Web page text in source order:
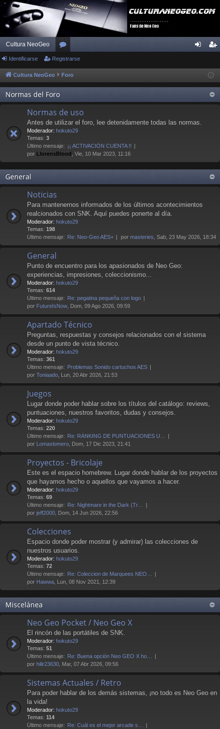
Cultura NeoGeo
or
os
fic
ar
ist
ra
rs
Identificarse Registrarse
Cultura NeoGeo Foro
Normas del Foro
Normas de uso
Antes de utilizar el foro, lee detenidamente todas las normas.
Moderador: hokuto29
Temas: 3
Último mensaje: ¡¡ ACTIVACIÓN CUENTA !!
por LlorensBlood , Vie, 10 Mar 2023, 11:16
General
Noticias
Para mantenernos informados de los últimos acontecimientos
realcionados con SNK. Aquí puedes ponerte al día.
Moderador: hokuto29
Temas: 198
Último mensaje: Re: Neo-Geo AES+ por masteries , Sab, 23 May 2026, 18:34
General
Punto de encuentro para los apasionados de Neo Geo:
experiencias, impresiones, coleccionismo...
Moderador: hokuto29
Temas: 614
Último mensaje: Re: pegatina pequeña con logo
por FutureIsNow , Dom, 09 Ago 2026, 09:59
Apartado Técnico
Preguntas, respuestas y consejos relacionados con el sistema
desde un punto de vista técnico.
Moderador: hokuto29
Temas: 361
Último mensaje: Problemas Sonido cartuchos AES
por Toniaado , Lun, 20 Abr 2026, 21:53
Juegos
Lugar donde poder hablar sobre los títulos del catálogo: reviews,
puntuaciones, nuestros favoritos, dudas y consejos.
Moderador: hokuto29
Temas: 220
Último mensaje: Re: RÁNKING DE PUNTUACIONES U…
por Lomaslomero , Dom, 17 Dic 2023, 21:41
Proyectos - Bricolaje
Este es el espacio homebrew. Lugar donde hablar de los proyectos
que hayamos hecho o aquellos que vayamos a hacer.
Moderador: hokuto29
Temas: 69
Último mensaje: Re: Nightmare in the Dark (Tr…
por jeff2000 , Dom, 14 Jun 2026, 22:56
Colecciones
Espacio donde poder mostrar (y admirar) las colecciones de
nuestros usuarios.
Moderador: hokuto29
Temas: 72
Último mensaje: Re: Coleccion de Marquees NEO…
por Hawwa , Lun, 08 Nov 2021, 12:39
Miscelánea
Neo Geo Pocket / Neo Geo X
El rincón de las portátiles de SNK.
Moderador: hokuto29
Temas: 51
Último mensaje: Re: Buena opción Neo GEO X ho…
por hilir23630 , Mar, 07 Abr 2026, 09:56
Sistemas Actuales / Retro
Para poder hablar de los demás sistemas, ¡no todo es Neo Geo en
la vida!
Moderador: hokuto29
Temas: 114
Último mensaje: Re: Cuál es el mejor arcade s…